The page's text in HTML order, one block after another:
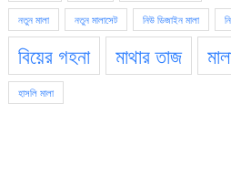
নতুন মালা নতুন মালাসেট নিউ ডিজাইন মালা
বিয়ের গহনা মাথার তাজ
হাসলি মালা